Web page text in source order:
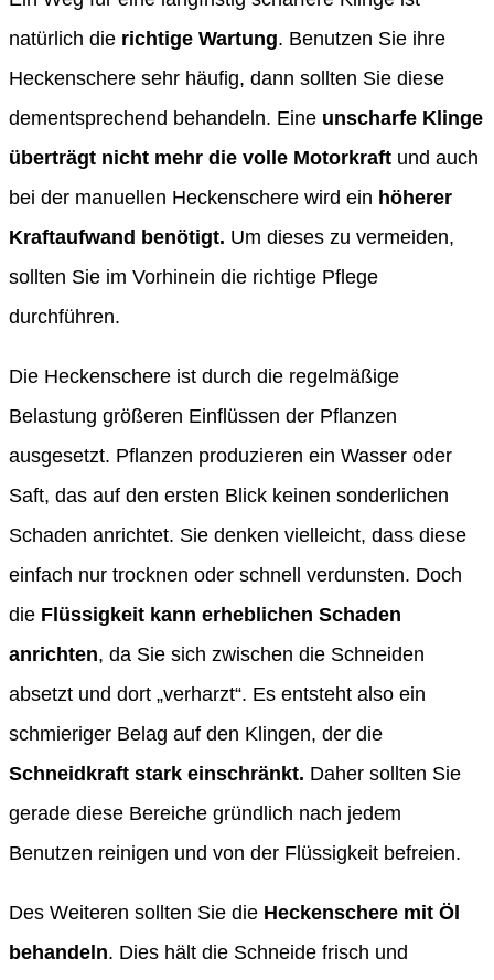
natürlich die richtige Wartung. Benutzen Sie ihre
Heckenschere sehr häufig, dann sollten Sie diese
dementsprechend behandeln. Eine unscharfe Klinge
überträgt nicht mehr die volle Motorkraft und auch
bei der manuellen Heckenschere wird ein höherer
Kraftaufwand benötigt. Um dieses zu vermeiden,
sollten Sie im Vorhinein die richtige Pflege
durchführen.
Die Heckenschere ist durch die regelmäßige
Belastung größeren Einflüssen der Pflanzen
ausgesetzt. Pflanzen produzieren ein Wasser oder
Saft, das auf den ersten Blick keinen sonderlichen
Schaden anrichtet. Sie denken vielleicht, dass diese
einfach nur trocknen oder schnell verdunsten. Doch
die Flüssigkeit kann erheblichen Schaden
anrichten, da Sie sich zwischen die Schneiden
absetzt und dort „verharzt“. Es entsteht also ein
schmieriger Belag auf den Klingen, der die
Schneidkraft stark einschränkt. Daher sollten Sie
gerade diese Bereiche gründlich nach jedem
Benutzen reinigen und von der Flüssigkeit befreien.
Des Weiteren sollten Sie die Heckenschere mit Öl
behandeln. Dies hält die Schneide frisch und